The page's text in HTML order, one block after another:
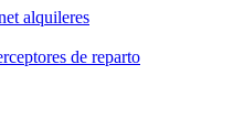
alquileres
de reparto